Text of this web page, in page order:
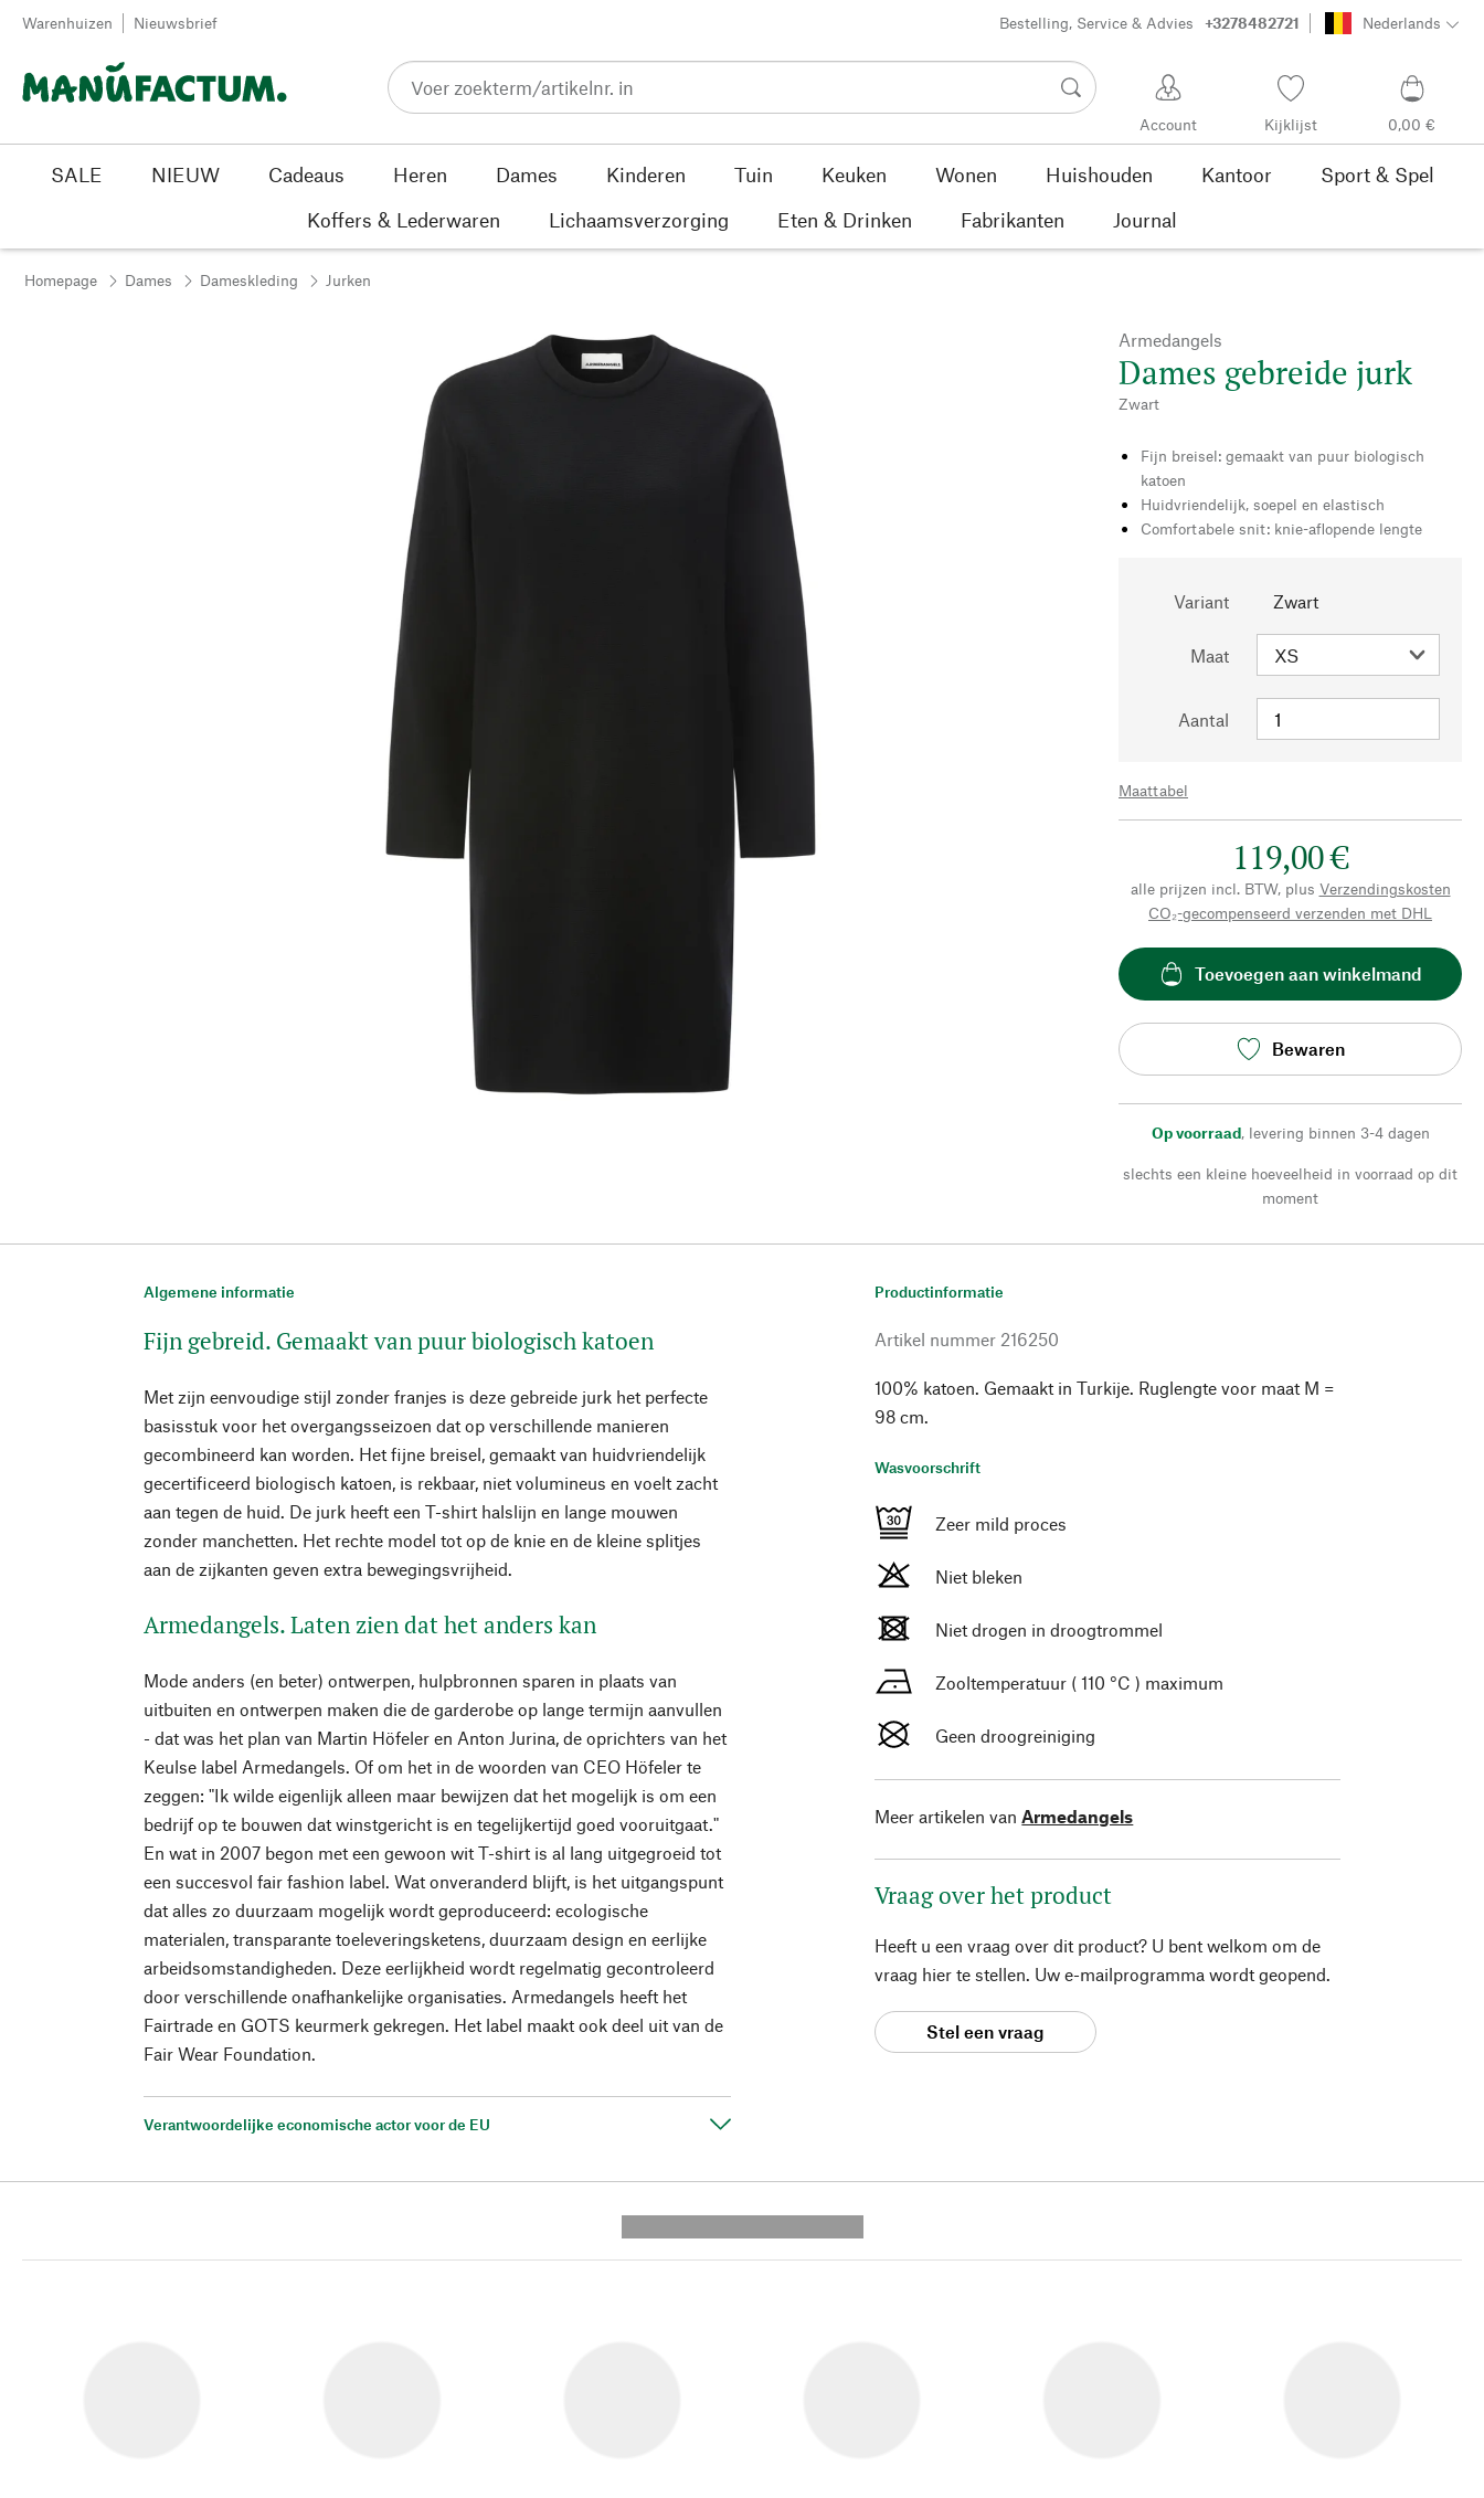
Passer au contenu
Warenhuizen Nieuwsbrief Bestelling, Service & Advies +3278482721 Nederlands
Account Kijklijst 0,00 €
SALE NIEUW Cadeaus Heren Dames Kinderen Tuin Keuken Wonen Huishouden Kantoor
Sport & Spel
Koffers & Lederwaren
Lichaamsverzorging Eten & Drinken Fabrikanten Journal
Homepage Dames Dameskleding Jurken
Armedangels
Dames gebreide jurk
Zwart
Fijn breisel: gemaakt van puur biologisch
katoen
Huidvriendelijk, soepel en elastisch
Comfortabele snit: knie-aflopende lengte
Variant Zwart
Maat
Aantal
Maattabel
119,00 €
alle prijzen incl. BTW, plus Verzendingskosten
CO₂-gecompenseerd verzenden met DHL
Toevoegen aan winkelmand
Bewaren
Op voorraad, levering binnen 3-4 dagen
slechts een kleine hoeveelheid in voorraad op dit
moment
Algemene informatie
Fijn gebreid. Gemaakt van puur biologisch katoen
Met zijn eenvoudige stijl zonder franjes is deze gebreide jurk het perfecte
basisstuk voor het overgangsseizoen dat op verschillende manieren
gecombineerd kan worden. Het fijne breisel, gemaakt van huidvriendelijk
gecertificeerd biologisch katoen, is rekbaar, niet volumineus en voelt zacht
aan tegen de huid. De jurk heeft een T-shirt halslijn en lange mouwen
zonder manchetten. Het rechte model tot op de knie en de kleine splitjes
aan de zijkanten geven extra bewegingsvrijheid.
Armedangels. Laten zien dat het anders kan
Mode anders (en beter) ontwerpen, hulpbronnen sparen in plaats van
uitbuiten en ontwerpen maken die de garderobe op lange termijn aanvullen
- dat was het plan van Martin Höfeler en Anton Jurina, de oprichters van het
Keulse label Armedangels. Of om het in de woorden van CEO Höfeler te
zeggen: "Ik wilde eigenlijk alleen maar bewijzen dat het mogelijk is om een
bedrijf op te bouwen dat winstgericht is en tegelijkertijd goed vooruitgaat."
En wat in 2007 begon met een gewoon wit T-shirt is al lang uitgegroeid tot
een succesvol fair fashion label. Wat onveranderd blijft, is het uitgangspunt
dat alles zo duurzaam mogelijk wordt geproduceerd: ecologische
materialen, transparante toeleveringsketens, duurzaam design en eerlijke
arbeidsomstandigheden. Deze eerlijkheid wordt regelmatig gecontroleerd
door verschillende onafhankelijke organisaties. Armedangels heeft het
Fairtrade en GOTS keurmerk gekregen. Het label maakt ook deel uit van de
Fair Wear Foundation.
Verantwoordelijke economische actor voor de EU
Productinformatie
Artikel nummer 216250
100% katoen. Gemaakt in Turkije. Ruglengte voor maat M =
98 cm.
Wasvoorschrift
Zeer mild proces
Niet bleken
Niet drogen in droogtrommel
Zooltemperatuur ( 110 °C ) maximum
Geen droogreiniging
Meer artikelen van Armedangels
Vraag over het product
Heeft u een vraag over dit product? U bent welkom om de
vraag hier te stellen. Uw e-mailprogramma wordt geopend.
Stel een vraag